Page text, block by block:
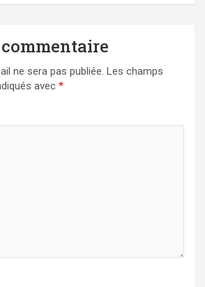
ne sera pas publiée. Les champs
avec *